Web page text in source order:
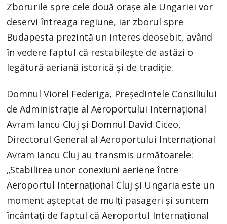
Zborurile spre cele două orașe ale Ungariei vor
deservi întreaga regiune, iar zborul spre
Budapesta prezintă un interes deosebit, având
în vedere faptul că restabilește de astăzi o
legătură aeriană istorică și de tradiție.
Domnul Viorel Federiga, Preşedintele Consiliului
de Administraţie al Aeroportului Internaţional
Avram Iancu Cluj și Domnul David Ciceo,
Directorul General al Aeroportului Internaţional
Avram Iancu Cluj au transmis următoarele:
„Stabilirea unor conexiuni aeriene între
Aeroportul Internațional Cluj și Ungaria este un
moment așteptat de mulți pasageri și suntem
încântați de faptul că Aeroportul Internațional